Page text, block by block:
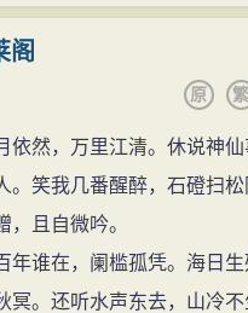
阁
繁
原
依然，万里江清。休说神
。笑我几番醒醉，石磴扫
，且自微吟。
年谁在，阑槛孤凭。海日
冥。还听水声东去，山冷